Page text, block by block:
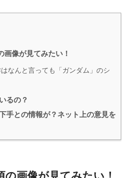
画像が見てみたい！
なんと言っても「ガンダム」のシ
るの？
手との情報が？ネット上の意見を